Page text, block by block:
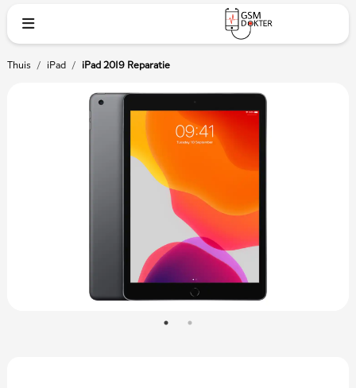
Thuis / iPad / iPad 2019 Reparatie